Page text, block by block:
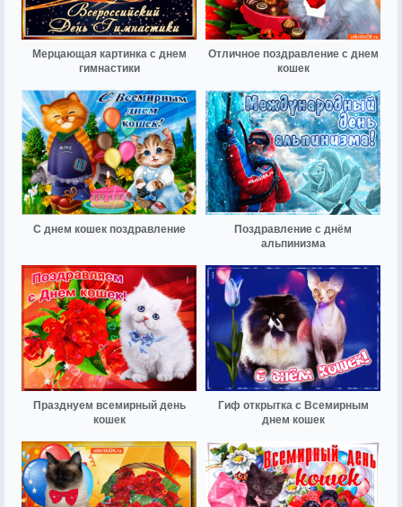
Мерцающая картинка с днем
гимнастики
Отличное поздравление с днем
кошек
С днем кошек поздравление
Поздравление с днём
альпинизма
Празднуем всемирный день
кошек
Гиф открытка с Всемирным
днем кошек